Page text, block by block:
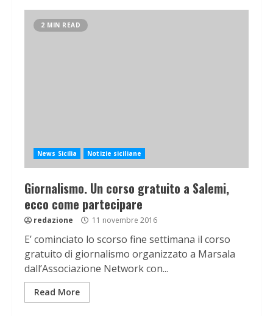
2 MIN READ
News Sicilia Notizie siciliane
Giornalismo. Un corso gratuito a Salemi,
ecco come partecipare
redazione 11 novembre 2016
E’ cominciato lo scorso fine settimana il corso
gratuito di giornalismo organizzato a Marsala
dall’Associazione Network con...
Read More